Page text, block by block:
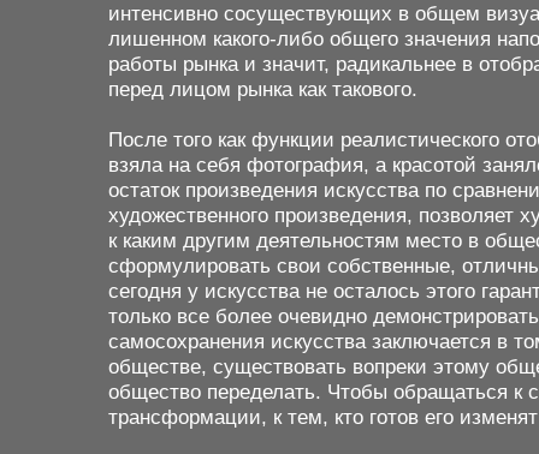
интенсивно сосуществующих в общем
лишенном какого-либо общего значения
работы рынка и значит, радикальнее в
перед лицом рынка как такового.
После того как функции реалистического
взяла на себя фотография, а красотой
остаток произведения искусства по
художественного произведения, позволяет
к каким другим деятельностям место в
сформулировать свои собственные,
сегодня у искусства не осталось этого
только все более очевидно
самосохранения искусства заключается в
обществе, существовать вопреки этому
общество переделать. Чтобы обращаться к
трансформации, к тем, кто готов его